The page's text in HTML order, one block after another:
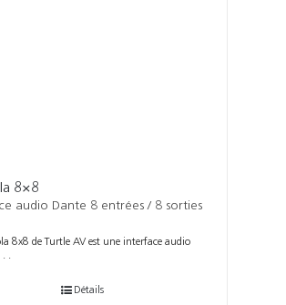
8×8
audio Dante 8 entrées / 8 sorties
8x8 de Turtle AV est une interface audio
. .
Détails